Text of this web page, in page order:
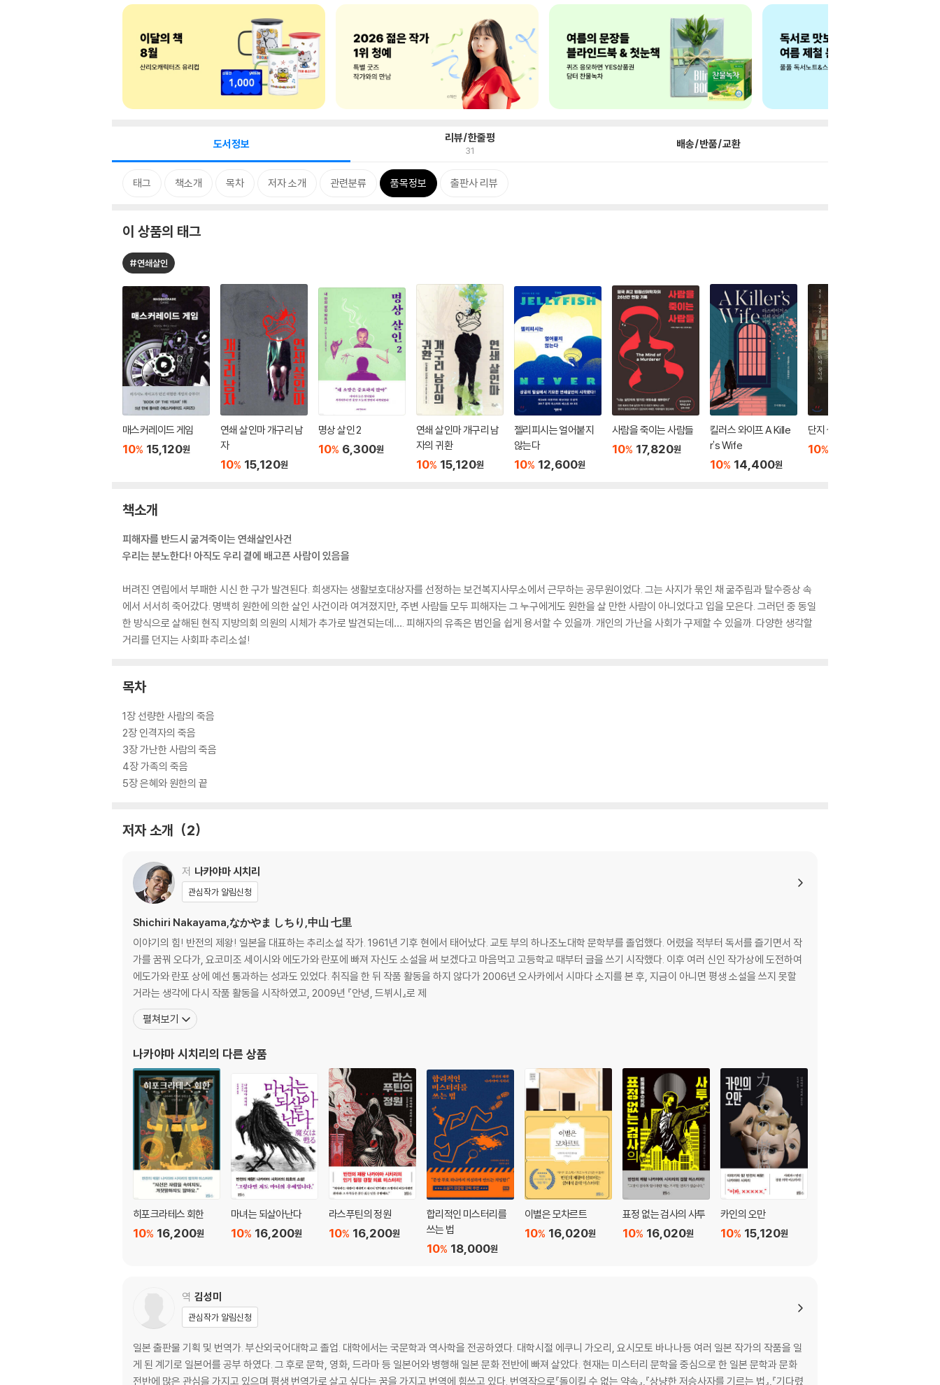
도서정보 리뷰/한줄평
31 배송/반품/교환
태그 책소개 목차 저자 소개 관련분류 품목정보 출판사 리뷰
이 상품의 태그
#연쇄살인
매스커레이드 게임
10% 15,120원
연쇄 살인마 개구리 남
자
10% 15,120원
명상 살인 2
10% 6,300원
연쇄 살인마 개구리 남
자의 귀환
10% 15,120원
젤리피시는 얼어붙지
않는다
10% 12,600원
사람을 죽이는 사람들
10% 17,820원
킬러스 와이프 A Kille
r's Wife
10% 14,400원
단지 살인마
10%
책소개
피해자를 반드시 굶겨죽이는 연쇄살인사건
우리는 분노한다! 아직도 우리 곁에 배고픈 사람이 있음을
버려진 연립에서 부패한 시신 한 구가 발견된다. 희생자는 생활보호대상자를 선정하는 보건복지사무소에서 근무하는 공무원이었다. 그는 사지가 묶인 채 굶주림과 탈수증상 속
에서 서서히 죽어갔다. 명백히 원한에 의한 살인 사건이라 여겨졌지만, 주변 사람들 모두 피해자는 그 누구에게도 원한을 살 만한 사람이 아니었다고 입을 모은다. 그러던 중 동일
한 방식으로 살해된 현직 지방의회 의원의 시체가 추가로 발견되는데…. 피해자의 유족은 범인을 쉽게 용서할 수 있을까. 개인의 가난을 사회가 구제할 수 있을까. 다양한 생각할
거리를 던지는 사회파 추리소설!
목차
1장 선량한 사람의 죽음
2장 인격자의 죽음
3장 가난한 사람의 죽음
4장 가족의 죽음
5장 은혜와 원한의 끝
저자 소개 2
저 나카야마 시치리
관심작가 알림신청
Shichiri Nakayama,なかやま しちり,中山 七里
이야기의 힘! 반전의 제왕! 일본을 대표하는 추리소설 작가. 1961년 기후 현에서 태어났다. 교토 부의 하나조노대학 문학부를 졸업했다. 어렸을 적부터 독서를 즐기면서 작
가를 꿈꿔 오다가, 요코미조 세이시와 에도가와 란포에 빠져 자신도 소설을 써 보겠다고 마음먹고 고등학교 때부터 글을 쓰기 시작했다. 이후 여러 신인 작가상에 도전하여
에도가와 란포 상에 예선 통과하는 성과도 있었다. 취직을 한 뒤 작품 활동을 하지 않다가 2006년 오사카에서 시마다 소지를 본 후, 지금이 아니면 평생 소설을 쓰지 못할
거라는 생각에 다시 작품 활동을 시작하였고, 2009년 『안녕, 드뷔시』로 제
펼쳐보기
나카야마 시치리 의 다른 상품
히포크라테스 회한
16,200원
10%
마녀는 되살아난다
16,200원
10%
라스푸틴의 정원
16,200원
10%
합리적인 미스터리를
쓰는 법
18,000원
10%
이별은 모차르트
16,020원
10%
표정 없는 검사의 사투
16,020원
10%
카인의 오만
15,120원
10%
역 김성미
관심작가 알림신청
일본 출판물 기획 및 번역가. 부산외국어대학교 졸업. 대학에서는 국문학과 역사학을 전공하였다. 대학시절 에쿠니 가오리, 요시모토 바나나등 여러 일본 작가의 작품을 일
게 된 계기로 일본어를 공부 하였다. 그 후로 문학, 영화, 드라마 등 일본어와 병행해 일본 문화 전반에 빠져 살았다. 현재는 미스터리 문학을 중심으로 한 일본 문학과 문화
전반에 많은 관심을 가지고 있으며 평생 번역가로 살고 싶다는 꿈을 가지고 번역에 힘쓰고 있다. 번역작으로『돌이킬 수 없는 약속』,『상냥한 저승사자를 기르는 법』,『기다렸